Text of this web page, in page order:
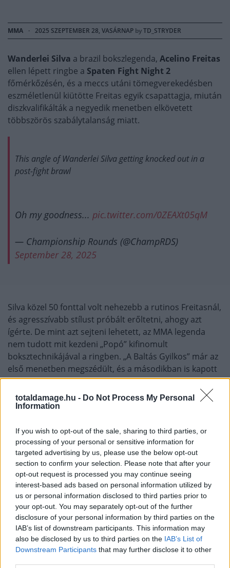
totaldamage.hu - Do Not Process My Personal
Information
If you wish to opt-out of the sale, sharing to third parties, or
processing of your personal or sensitive information for
targeted advertising by us, please use the below opt-out
section to confirm your selection. Please note that after your
opt-out request is processed you may continue seeing
interest-based ads based on personal information utilized by
us or personal information disclosed to third parties prior to
your opt-out. You may separately opt-out of the further
disclosure of your personal information by third parties on the
IAB’s list of downstream participants. This information may
also be disclosed by us to third parties on the IAB’s List of
Downstream Participants that may further disclose it to other
MMA · 2025 SZEPTEMBER 28, VASÁRNAP byTD_STRYDER
Wanderlei Silva a brazil bokszlegenda, Acelino Freitas
ellen lépett ringbe a Spaten Fight Night 2
főmérkőzésén, és a meccs utáni tömegverekedésben
eszméletlenül kiütötte Freitas egyik csapattagja, miután
diszkvalifikálták a negyedik menetben elkövetett
többszörös szabálytalanság miatt.
This angle of Wanderlei Silva getting knocked out in a
post-fight brawl
Oh my goodness... pic.twitter.com/0ZEAXt05qM
— Championship Rounds (@ChampRDS)
September 28, 2025
Silva közel 50 fonttal volt nehezebb a rutinos Freitasnál,
és agresszívabb stílust próbált erőltetni, ahogy azt
ígérte. De mint azt sejteni lehetett, az MMA legenda
nem tudott mit kezdeni „Popó” kifinomult
boksztechnikájával a ringben. „A Baltás Gyilkos” már az
első menetben megszédült, és a másodikban is kapott
tiszta találatot.
A harmadik menetben aztán elszabadultak az
egyszerűséggel a földre lökte. Freitas felállt, és vad
hajrába kezdett,több ütés is a gong után érkezett
ezek már érthető indulatok voltak.
A negyedik menetben a bíró kénytelen volt
szétválasztani a feleket, mert folyamatosan ütötték
egymást. Silva előbb egyfejelésértpontlevonást
kapott, majd ismét. Freitas tökéletes balhoroggal
találta el Silva állát, mert egy újabb szabálytalanságot
követett el. A bíró harmadszor is pontot vont le, majd
végülleléptette Silvát.